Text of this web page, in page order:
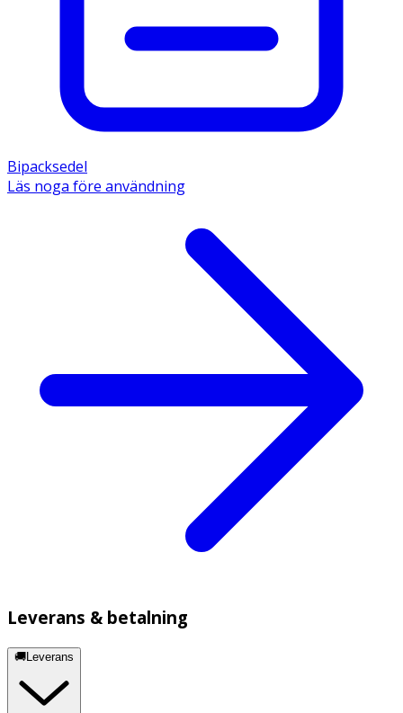
Bipacksedel
Läs noga före användning
Leverans & betalning
🚚Leverans